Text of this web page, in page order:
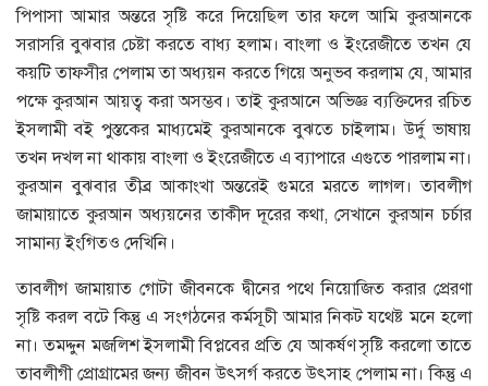
পিপাসা আমার অন্তরে সৃষ্টি করে দিয়েছিল তার ফলে আমি কুরআনকে
সরাসরি বুঝবার চেষ্টা করতে বাধ্য হলাম। বাংলা ও ইংরেজীতে তখন যে
কয়টি তাফসীর পেলাম তা অধ্যয়ন করতে গিয়ে অনুভব করলাম যে, আমার
পক্ষে কুরআন আয়ত্ব করা অসম্ভব। তাই কুরআনে অভিজ্ঞ ব্যক্তিদের রচিত
ইসলামী বই পুস্তকের মাধ্যমেই কুরআনকে বুঝতে চাইলাম। উর্দু ভাষায়
তখন দখল না থাকায় বাংলা ও ইংরেজীতে এ ব্যাপারে এগুতে পারলাম না।
কুরআন বুঝবার তীব্র আকাংখা অন্তরেই গুমরে মরতে লাগল। তাবলীগ
জামায়াতে কুরআন অধ্যয়নের তাকীদ দূরের কথা, সেখানে কুরআন চর্চার
সামান্য ইংগিতও দেখিনি।
তাবলীগ জামায়াত গোটা জীবনকে দ্বীনের পথে নিয়োজিত করার প্রেরণা
সৃষ্টি করল বটে কিন্তু এ সংগঠনের কর্মসূচী আমার নিকট যথেষ্ট মনে হলো
না। তমদ্দুন মজলিশ ইসলামী বিপ্লবের প্রতি যে আকর্ষণ সৃষ্টি করলো তাতে
তাবলীগী প্রোগ্রামের জন্য জীবন উৎসর্গ করতে উৎসাহ পেলাম না। কিন্তু এ